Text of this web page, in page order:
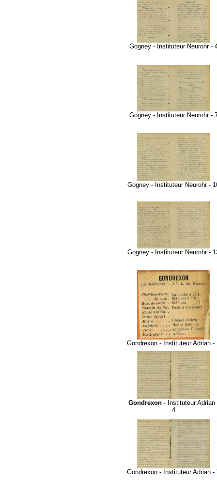
Gogney - Instituteur Neurohr -
Gogney - Instituteur Neurohr -
Gogney - Instituteur Neurohr -
Gogney - Instituteur Neurohr -
Gondrexon - Instituteur Adrian -
Gondrexon- Instituteur Adrian
4
Gondrexon - Instituteur Adrian -